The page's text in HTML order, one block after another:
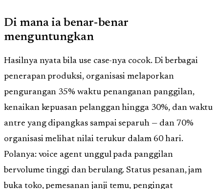
Di mana ia benar-benar
menguntungkan
Hasilnya nyata bila use case-nya cocok. Di berbagai
penerapan produksi, organisasi melaporkan
pengurangan 35% waktu penanganan panggilan,
kenaikan kepuasan pelanggan hingga 30%, dan waktu
antre yang dipangkas sampai separuh — dan 70%
organisasi melihat nilai terukur dalam 60 hari.
Polanya: voice agent unggul pada panggilan
bervolume tinggi dan berulang. Status pesanan, jam
buka toko, pemesanan janji temu, pengingat